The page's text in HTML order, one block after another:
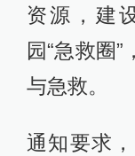
资源，建
园“急救圈
与急救。
通知要求